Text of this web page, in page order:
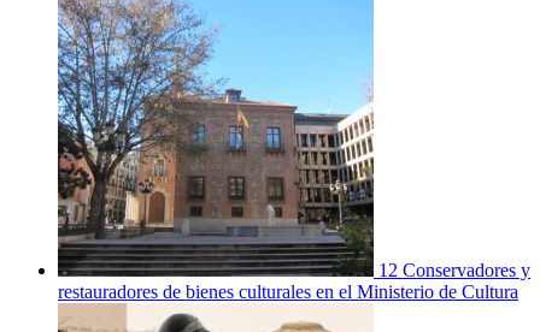
12 Conservadores y
restauradores de bienes culturales en el Ministerio de Cultura